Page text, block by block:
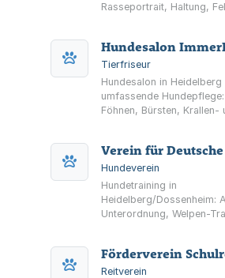
Rasseportrait, Haltung,
Hundesalon
Tierfriseur
Hundesalon in
umfassende
Föhnen, Bürsten, Krallen-
Welpen-Eingewöhnung
Angeboten für ängstliche
Hundeverein
Hundetraining in
Heidelberg/Dossenheim:
Unterordnung, Welpen-
und IGP – Teilnahme
Nichtmitglieder,
Reitverein